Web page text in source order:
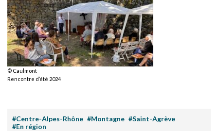
© Caulmont
Rencontre d’été 2024
#Centre-Alpes-Rhône #Montagne #Saint-Agrève
#En région